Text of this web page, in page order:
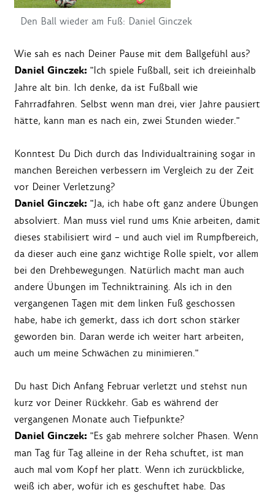
Den Ball wieder am Fuß: Daniel Ginczek
Wie sah es nach Deiner Pause mit dem Ballgefühl aus?
Daniel Ginczek: "Ich spiele Fußball, seit ich dreieinhalb
Jahre alt bin. Ich denke, da ist Fußball wie
Fahrradfahren. Selbst wenn man drei, vier Jahre pausiert
hätte, kann man es nach ein, zwei Stunden wieder."
Konntest Du Dich durch das Individualtraining sogar in
manchen Bereichen verbessern im Vergleich zu der Zeit
vor Deiner Verletzung?
Daniel Ginczek: "Ja, ich habe oft ganz andere Übungen
absolviert. Man muss viel rund ums Knie arbeiten, damit
dieses stabilisiert wird – und auch viel im Rumpfbereich,
da dieser auch eine ganz wichtige Rolle spielt, vor allem
bei den Drehbewegungen. Natürlich macht man auch
andere Übungen im Techniktraining. Als ich in den
vergangenen Tagen mit dem linken Fuß geschossen
habe, habe ich gemerkt, dass ich dort schon stärker
geworden bin. Daran werde ich weiter hart arbeiten,
auch um meine Schwächen zu minimieren."
Du hast Dich Anfang Februar verletzt und stehst nun
kurz vor Deiner Rückkehr. Gab es während der
vergangenen Monate auch Tiefpunkte?
Daniel Ginczek: "Es gab mehrere solcher Phasen. Wenn
man Tag für Tag alleine in der Reha schuftet, ist man
auch mal vom Kopf her platt. Wenn ich zurückblicke,
weiß ich aber, wofür ich es geschuftet habe. Das